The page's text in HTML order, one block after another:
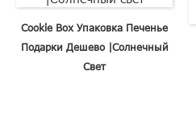
Cookie Box Упаковка Печенье
Подарки Дешево |Солнечный
Свет